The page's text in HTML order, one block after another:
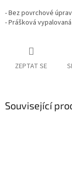
- Bez povrchové
- Prášková
ZEPTAT SE
Související